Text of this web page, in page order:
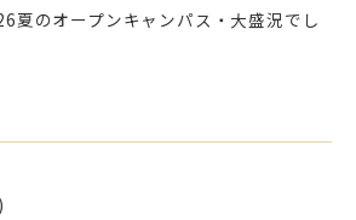
夏のオープンキャンパス・大盛況でし